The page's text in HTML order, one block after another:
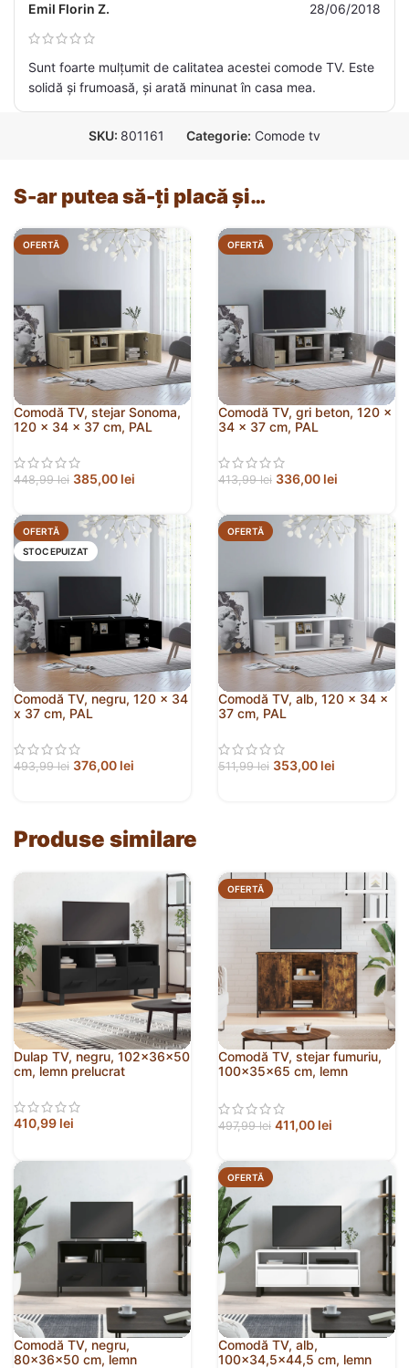
Emil Florin Z. 28/06/2018
Sunt foarte mulțumit de calitatea acestei comode TV. Este
solidă și frumoasă, și arată minunat în casa mea.
SKU: 801161 Categorie: Comode tv
S-ar putea să-ți placă și…
OFERTĂ
Comodă TV, stejar Sonoma,
120 x 34 x 37 cm, PAL
448,99lei 385,00 lei
OFERTĂ
Comodă TV, gri beton, 120 x
34 x 37 cm, PAL
413,99lei 336,00 lei
OFERTĂ
STOC EPUIZAT
Comodă TV, negru, 120 x 34
x 37 cm, PAL
493,99lei 376,00 lei
OFERTĂ
Comodă TV, alb, 120 x 34 x
37 cm, PAL
511,99lei 353,00 lei
Produse similare
Dulap TV, negru, 102x36x50
cm, lemn prelucrat
410,99 lei
OFERTĂ
Comodă TV, stejar fumuriu,
100x35x65 cm, lemn
497,99lei 411,00 lei
Comodă TV, negru,
80x36x50 cm, lemn
OFERTĂ
Comodă TV, alb,
100×34,5×44,5 cm, lemn